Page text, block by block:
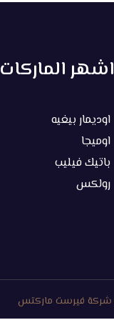
اشهر الماركات
اوديمار بيغيه
اوميجا
باتيك فيليب
رولكس
شركة فيرست ماركتس